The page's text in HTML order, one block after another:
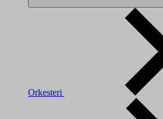
Orkesteri